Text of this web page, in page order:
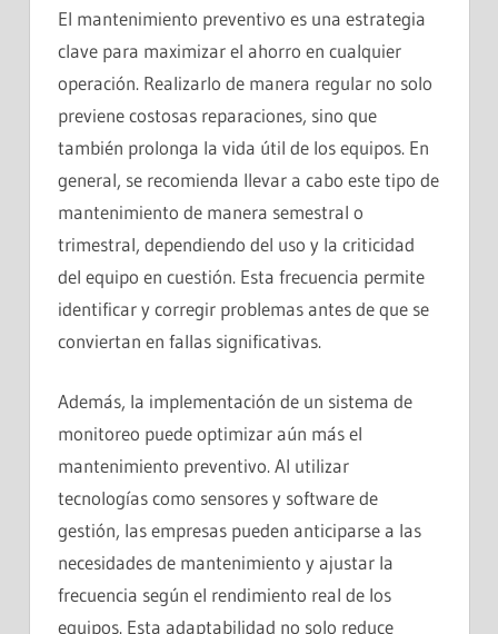
El mantenimiento preventivo es una estrategia
clave para maximizar el ahorro en cualquier
operación. Realizarlo de manera regular no solo
previene costosas reparaciones, sino que
también prolonga la vida útil de los equipos. En
general, se recomienda llevar a cabo este tipo de
mantenimiento de manera semestral o
trimestral, dependiendo del uso y la criticidad
del equipo en cuestión. Esta frecuencia permite
identificar y corregir problemas antes de que se
conviertan en fallas significativas.
Además, la implementación de un sistema de
monitoreo puede optimizar aún más el
mantenimiento preventivo. Al utilizar
tecnologías como sensores y software de
gestión, las empresas pueden anticiparse a las
necesidades de mantenimiento y ajustar la
frecuencia según el rendimiento real de los
equipos. Esta adaptabilidad no solo reduce